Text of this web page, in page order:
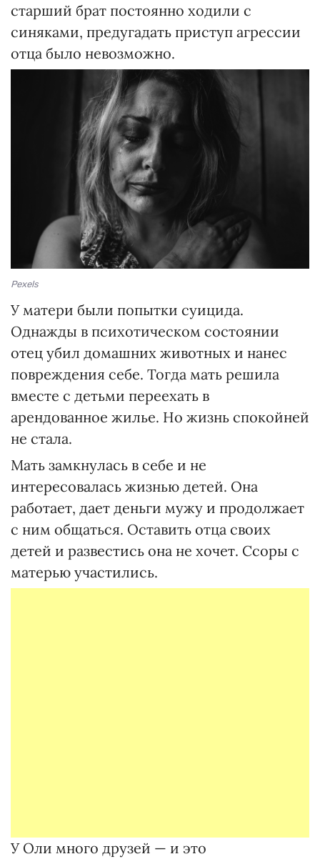
старший брат постоянно ходили с
синяками, предугадать приступ агрессии
отца было невозможно.
Pexels
У матери были попытки суицида.
Однажды в психотическом состоянии
отец убил домашних животных и нанес
повреждения себе. Тогда мать решила
вместе с детьми переехать в
арендованное жилье. Но жизнь спокойней
не стала.
Мать замкнулась в себе и не
интересовалась жизнью детей. Она
работает, дает деньги мужу и продолжает
с ним общаться. Оставить отца своих
детей и развестись она не хочет. Ссоры с
матерью участились.
У Оли много друзей — и это